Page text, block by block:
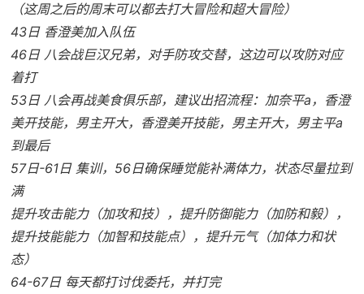
（这周之后的周末可以都去打大冒险和超大冒险）
43日 香澄美加入队伍
46日 八会战巨汉兄弟，对手防攻交替，这边可以攻防对应
着打
53日 八会再战美食俱乐部，建议出招流程：加奈平a，香澄
美开技能，男主开大，香澄美开技能，男主开大，男主平a
到最后
57日-61日 集训，56日确保睡觉能补满体力，状态尽量拉到
满
提升攻击能力（加攻和技），提升防御能力（加防和毅），
提升技能能力（加智和技能点），提升元气（加体力和状
态）
64-67日 每天都打讨伐委托，并打完